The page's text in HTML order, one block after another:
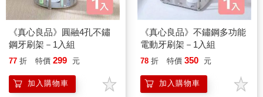
《真心良品》圓融4孔不鏽
鋼牙刷架－1入組
77 折 特價 299 元
加入購物車
《真心良品》不鏽鋼多功能
電動牙刷架－1入組
78 折 特價 350 元
加入購物車